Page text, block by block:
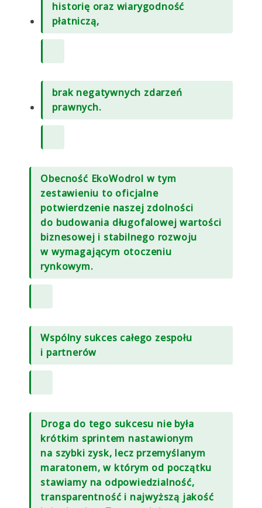
historię oraz wiarygodność
płatniczą,
brak negatywnych zdarzeń
prawnych.
Obecność EkoWodrol w tym
zestawieniu to oficjalne
potwierdzenie naszej zdolności
do budowania długofalowej wartości
biznesowej i stabilnego rozwoju
w wymagającym otoczeniu
rynkowym.
Wspólny sukces całego zespołu
i partnerów
Droga do tego sukcesu nie była
krótkim sprintem nastawionym
na szybki zysk, lecz przemyślanym
maratonem, w którym od początku
stawiamy na odpowiedzialność,
transparentność i najwyższą jakość